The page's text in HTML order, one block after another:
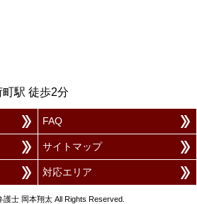
駅 徒歩2分
FAQ
サイトマップ
対応エリア
士 岡本翔太 All Rights Reserved.